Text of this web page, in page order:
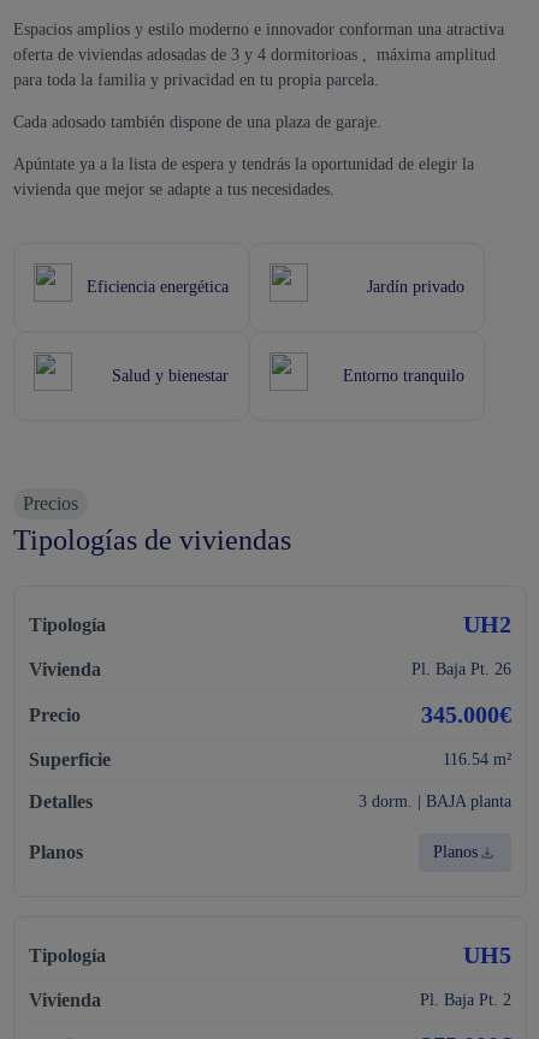
Espacios amplios y estilo moderno e innovador conforman una atractiva
oferta de viviendas adosadas de 3 y 4 dormitorioas , máxima amplitud
para toda la familia y privacidad en tu propia parcela.
Cada adosado también dispone de una plaza de garaje.
Apúntate ya a la lista de espera y tendrás la oportunidad de elegir la
vivienda que mejor se adapte a tus necesidades.
Eficiencia energética Jardín privado
Salud y bienestar Entorno tranquilo
Precios
Tipologías de viviendas
UH2
Pl. Baja Pt. 26
345.000€
116.54 m²
3 dorm. | BAJA planta
Planos
UH5
Pl. Baja Pt. 2